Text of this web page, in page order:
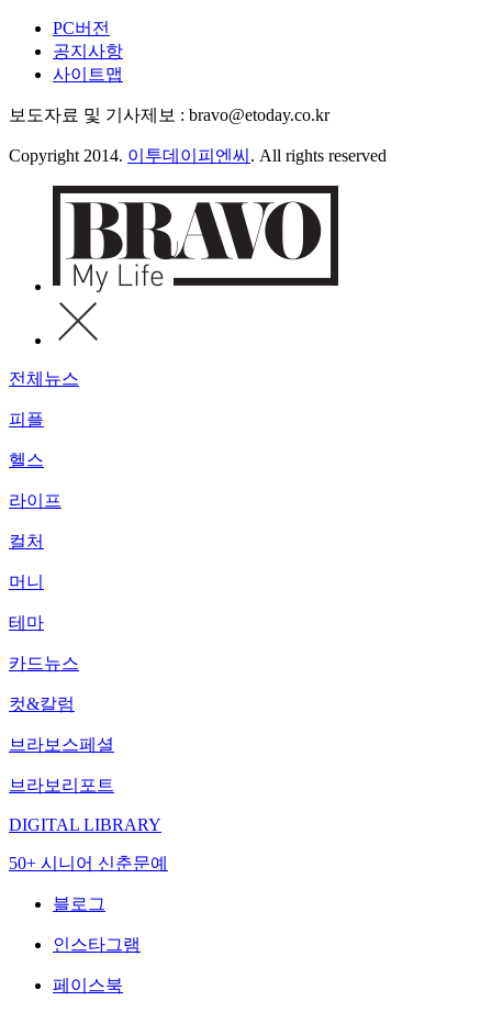
PC버전
공지사항
사이트맵
보도자료 및 기사제보 : bravo@etoday.co.kr
Copyright 2014. 이투데이피엔씨 . All rights reserved
전체뉴스
피플
헬스
라이프
컬처
머니
테마
카드뉴스
컷&칼럼
브라보스페셜
브라보리포트
DIGITAL LIBRARY
50+ 시니어 신춘문예
블로그
인스타그램
페이스북